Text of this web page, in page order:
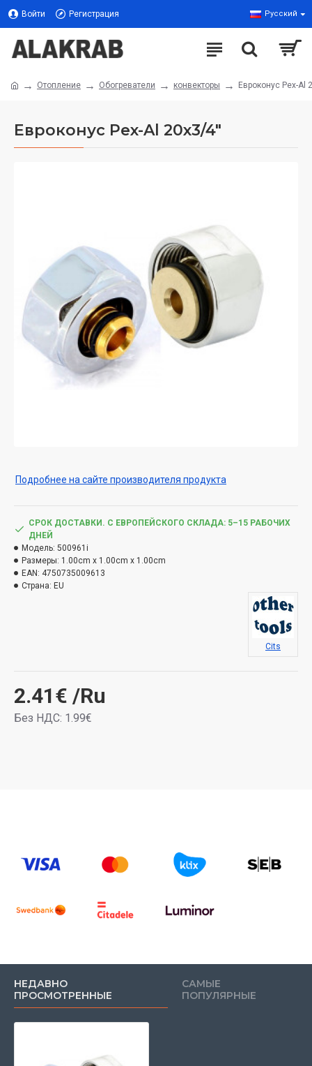
Войти Регистрация Русский
Отопление Обогреватели конвекторы Евроконус Pex-Al
Евроконус Pex-Al 20x3/4"
Подробнее на сайте производителя продукта
2.41€ /Ru
Без НДС: 1.99€
СРОК ДОСТАВКИ. С ЕВРОПЕЙСКОГО СКЛАДА: 5–15 РАБОЧИХ
ДНЕЙ
Модель: 500961i
Размеры: 1.00cm x 1.00cm x 1.00cm
EAN: 4750735009613
Страна: EU
Cits
НЕДАВНО
ПРОСМОТРЕННЫЕ
САМЫЕ
ПОПУЛЯРНЫЕ